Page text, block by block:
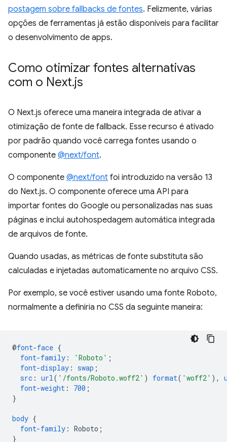
postagem sobre fallbacks de fontes. Felizmente, várias
opções de ferramentas já estão disponíveis para facilitar
o desenvolvimento de apps.
Como otimizar fontes alternativas
com o Next.js
O Next.js oferece uma maneira integrada de ativar a
otimização de fonte de fallback. Esse recurso é ativado
por padrão quando você carrega fontes usando o
componente @next/font.
O componente @next/font foi introduzido na versão 13
do Next.js. O componente oferece uma API para
importar fontes do Google ou personalizadas nas suas
páginas e inclui autohospedagem automática integrada
de arquivos de fonte.
Quando usadas, as métricas de fonte substituta são
calculadas e injetadas automaticamente no arquivo CSS.
Por exemplo, se você estiver usando uma fonte Roboto,
normalmente a definiria no CSS da seguinte maneira:
@font-face {
font-family : 'Roboto' ;
font-display : swap ;
src : url( '/fonts/Roboto.woff2' ) format( 'woff2' ),
font-weight : 700 ;
}
body {
font-family : Roboto ;
}